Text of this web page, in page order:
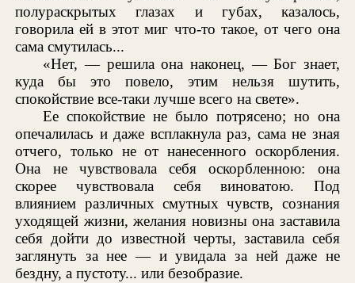
полураскрытых глазах и губах, казалось,
говорила ей в этот миг что-то такое, от чего она
сама смутилась...
«Нет, — решила она наконец, — Бог знает,
куда бы это повело, этим нельзя шутить,
спокойствие все-таки лучше всего на свете».
Ее спокойствие не было потрясено; но она
опечалилась и даже всплакнула раз, сама не зная
отчего, только не от нанесенного оскорбления.
Она не чувствовала себя оскорбленною: она
скорее чувствовала себя виноватою. Под
влиянием различных смутных чувств, сознания
уходящей жизни, желания новизны она заставила
себя дойти до известной черты, заставила себя
заглянуть за нее — и увидала за ней даже не
бездну, а пустоту... или безобразие.